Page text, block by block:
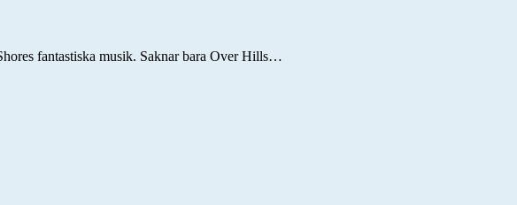
fantastiska musik. Saknar bara Over Hills…